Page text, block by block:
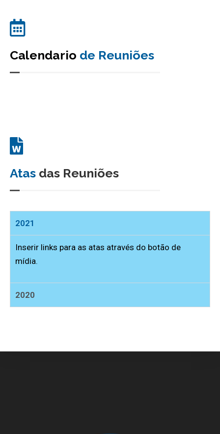
Calendario de Reuniões
Atas das Reuniões
2021
Inserir links para as atas através do botão de
mídia.
2020